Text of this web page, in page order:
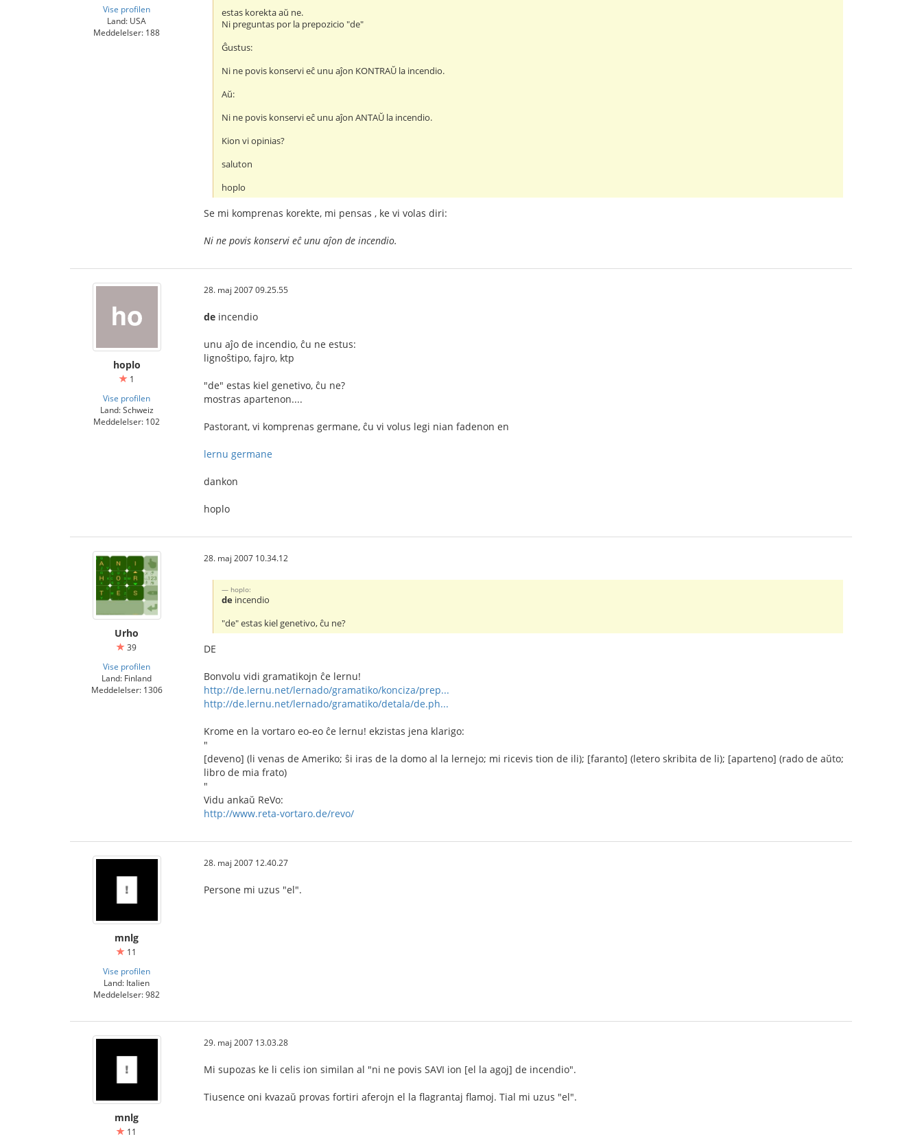
Vise profilen
Land: USA
Meddelelser: 188
estas korekta aŭ ne.
Ni preguntas por la prepozicio "de"
Ĝustus:
Ni ne povis konservi eĉ unu aĵon KONTRAŬ la incendio.
Aŭ:
Ni ne povis konservi eĉ unu aĵon ANTAŬ la incendio.
Kion vi opinias?
saluton
hoplo
Se mi komprenas korekte, mi pensas , ke vi volas diri:
Ni ne povis konservi eĉ unu aĵon de incendio.
hoplo
1
Vise profilen
Land: Schweiz
Meddelelser: 102
28. maj 2007 09.25.55
de incendio
unu aĵo de incendio, ĉu ne estus:
lignoŝtipo, fajro, ktp
"de" estas kiel genetivo, ĉu ne?
mostras apartenon....
Pastorant, vi komprenas germane, ĉu vi volus legi nian fadenon en
lernu germane
dankon
hoplo
Urho
39
Vise profilen
Land: Finland
Meddelelser: 1306
28. maj 2007 10.34.12
hoplo:
de incendio
"de" estas kiel genetivo, ĉu ne?
DE
Bonvolu vidi gramatikojn ĉe lernu!
http://de.lernu.net/lernado/gramatiko/konciza/prep...
http://de.lernu.net/lernado/gramatiko/detala/de.ph...
Krome en la vortaro eo-eo ĉe lernu! ekzistas jena klarigo:
"
[deveno] (li venas de Ameriko; ŝi iras de la domo al la lernejo; mi ricevis tion de ili); [faranto] (letero skribita de li); [aparteno] (rado de aŭto;
libro de mia frato)
"
Vidu ankaŭ ReVo:
http://www.reta-vortaro.de/revo/
mnlg
11
Vise profilen
Land: Italien
Meddelelser: 982
28. maj 2007 12.40.27
Persone mi uzus "el".
mnlg
11
29. maj 2007 13.03.28
Mi supozas ke li celis ion similan al "ni ne povis SAVI ion [el la agoj] de incendio".
Tiusence oni kvazaŭ provas fortiri aferojn el la flagrantaj flamoj. Tial mi uzus "el".